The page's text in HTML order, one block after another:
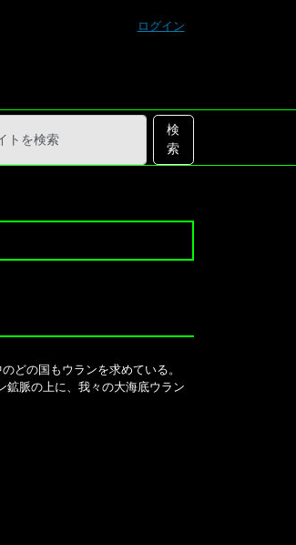
ログイン
検
索
どの国もウランを求めている。
鉱脈の上に、我々の大海底ウラン